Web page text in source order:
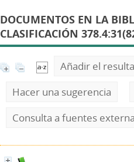
DOCUMENTOS EN LA
CLASIFICACIÓN
Añadir el
Hacer una sugerencia
Consulta a fuentes